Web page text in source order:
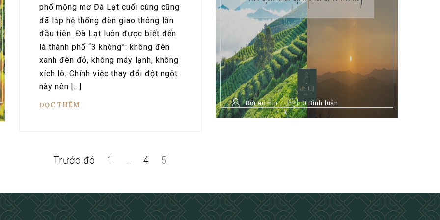
phố mộng mơ Đà Lạt cuối cùng cũng
đã lắp hệ thống đèn giao thông lần
đầu tiên. Đà Lạt luôn được biết đến
là thành phố “3 không”: không đèn
xanh đèn đỏ, không máy lạnh, không
xích lô. Chính việc thay đổi đột ngột
này nên […]
ĐỌC THÊM Bởi admin 0 Bình luận
Trước đó Trang
1 … Trang
4 Trang
5